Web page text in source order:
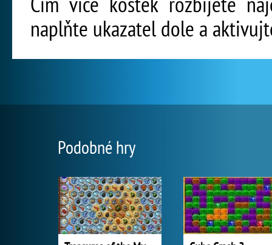
naplňte ukazatel dole a
Podobné hry